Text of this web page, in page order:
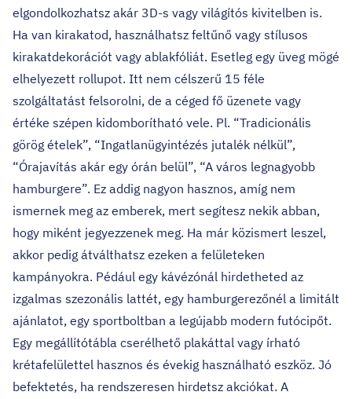
elgondolkozhatsz akár 3D-s vagy világítós kivitelben is.
Ha van kirakatod, használhatsz feltűnő vagy stílusos
kirakatdekorációt vagy ablakfóliát. Esetleg egy üveg mögé
elhelyezett rollupot. Itt nem célszerű 15 féle
szolgáltatást felsorolni, de a céged fő üzenete vagy
értéke szépen kidomborítható vele. Pl. “Tradicionális
görög ételek”, “Ingatlanügyintézés jutalék nélkül”,
“Órajavítás akár egy órán belül”, “A város legnagyobb
hamburgere”. Ez addig nagyon hasznos, amíg nem
ismernek meg az emberek, mert segítesz nekik abban,
hogy miként jegyezzenek meg. Ha már közismert leszel,
akkor pedig átválthatsz ezeken a felületeken
kampányokra. Pédául egy kávézónál hirdetheted az
izgalmas szezonális lattét, egy hamburgerezőnél a limitált
ajánlatot, egy sportboltban a legújabb modern futócipőt.
Egy megállítótábla cserélhető plakáttal vagy írható
krétafelülettel hasznos és évekig használható eszköz. Jó
befektetés, ha rendszeresen hirdetsz akciókat. A